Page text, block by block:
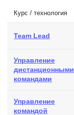
Курс / технология
Team Lead
Управление
дистанционными
командами
Управление
командой